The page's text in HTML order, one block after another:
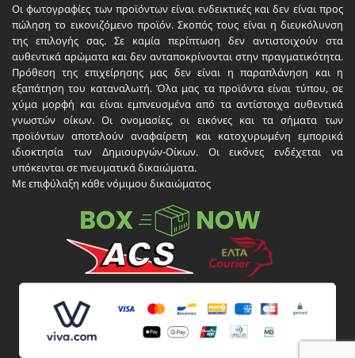
Οι φωτογραφίες των προϊόντων είναι ενδεικτικές και δεν είναι προς
πώληση το εικονιζόμενο προϊόν. Σκοπός τους είναι η διευκόλυνση
της επιλογής σας. Σε καμία περίπτωση δεν αντιστοιχούν στα
αυθεντικά αρώματα και δεν ανταποκρίνονται στην πραγματικότητα.
Πρόθεση της επιχείρησης μας δεν είναι η παραπλάνηση και η
εξαπάτηση του καταναλωτή. Όλα μας τα προϊόντα είναι τύπου, σε
χύμα μορφή και είναι εμπνευσμένα από τα αντίστοιχα αυθεντικά
γνωστών οίκων. Οι ονομασίες, οι εικόνες και τα σήματα των
προϊόντων αποτελούν αναφαίρετη και κατοχυρωμένη εμπορικά
ιδιοκτησία των Δημιουργών-Οίκων. Οι εικόνες ενδέχεται να
υπόκεινται σε πνευματικά δικαιώματα.
Με επιφύλαξη κάθε νόμιμου δικαιώματος